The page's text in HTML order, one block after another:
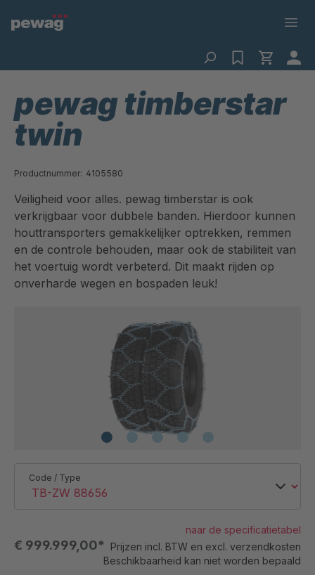
pewag timberstar
twin
Productnummer: 4105580
Veiligheid voor alles. pewag timberstar is ook
verkrijgbaar voor dubbele banden. Hierdoor kunnen
houttransporters gemakkelijker optrekken, remmen
en de controle behouden, maar ook de stabiliteit van
het voertuig wordt verbeterd. Dit maakt rijden op
onverharde wegen en bospaden leuk!
€ 999.999,00* Prijzen incl. BTW en excl. verzendkosten
Beschikbaarheid kan niet worden bepaald
Code / Type
naar de specificatietabel